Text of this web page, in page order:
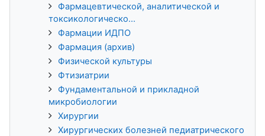
Фармацевтической, аналитической и
токсикологическо...
Фармации ИДПО
Фармация (архив)
Физической культуры
Фтизиатрии
Фундаментальной и прикладной
микробиологии
Хирургии
Хирургических болезней педиатрического